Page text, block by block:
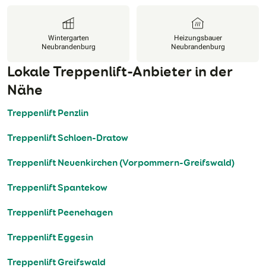
Wintergarten
Neubrandenburg
Heizungsbauer
Neubrandenburg
Lokale Treppenlift-Anbieter in der
Nähe
Treppenlift Penzlin
Treppenlift Schloen-Dratow
Treppenlift Neuenkirchen (Vorpommern-Greifswald)
Treppenlift Spantekow
Treppenlift Peenehagen
Treppenlift Eggesin
Treppenlift Greifswald